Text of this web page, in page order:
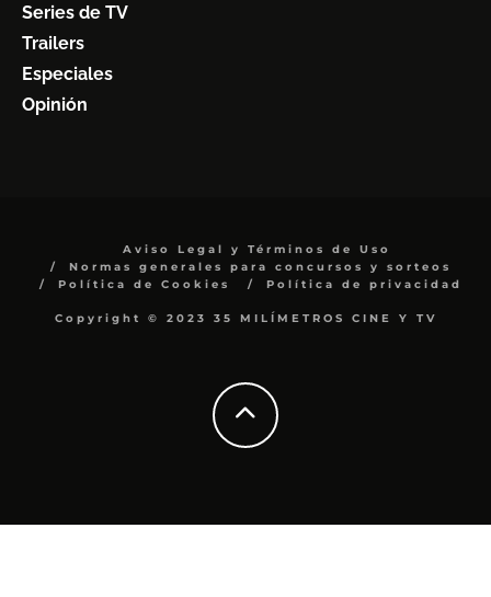
Series de TV
Trailers
Especiales
Opinión
Aviso Legal y Términos de Uso
Normas generales para concursos y sorteos
Política de Cookies
Política de privacidad
Copyright © 2023 35 MILÍMETROS CINE Y TV